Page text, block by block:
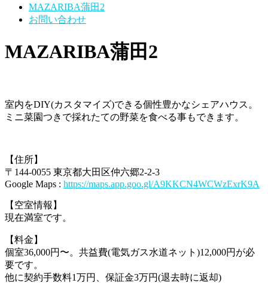
MAZARIBA蒲田2
お問い合わせ
MAZARIBA蒲田2
室内をDIY(カスタマイズ)できる個性豊かなシェアハウス。
ミニ菜園つきで採れたての野菜を食べる事もできます。
【住所】
〒144-0055 東京都大田区仲六郷2-2-3
Google Maps : https://maps.app.goo.gl/A9KKCN4WCWzExrK9A
【空室情報】
現在満室です。
【料金】
個室36,000円〜。共益費(電気ガス水道ネット)12,000円が必
要です。
他に契約手数料1万円、保証金3万円(退去時に返却)